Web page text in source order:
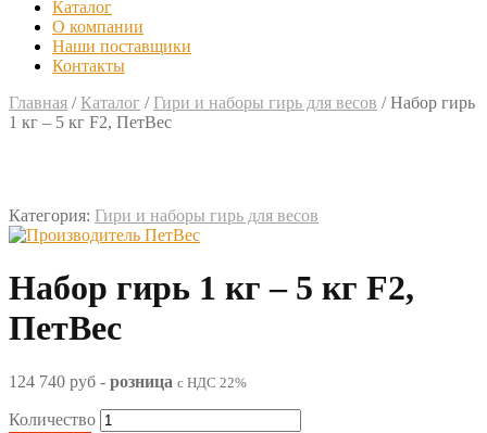
Каталог
О компании
Наши поставщики
Контакты
Главная / Каталог / Гири и наборы гирь для весов /Набор гирь
1 кг – 5 кг F2, ПетВес
Категория: Гири и наборы гирь для весов
Набор гирь 1 кг – 5 кг F2,
ПетВес
124 740 руб - розница с НДС 22%
Количество